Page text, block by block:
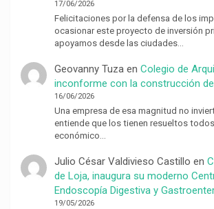
17/06/2026
Felicitaciones por la defensa de los
ocasionar este proyecto de inversión
apoyamos desde las ciudades…
Geovanny Tuzaen Colegio de
inconforme con la construcción
16/06/2026
Una empresa de esa magnitud no
entiende que los tienen resueltos
económico…
Julio César Valdivieso Castillo en
de Loja, inaugura su moderno
Endoscopía Digestiva y
19/05/2026